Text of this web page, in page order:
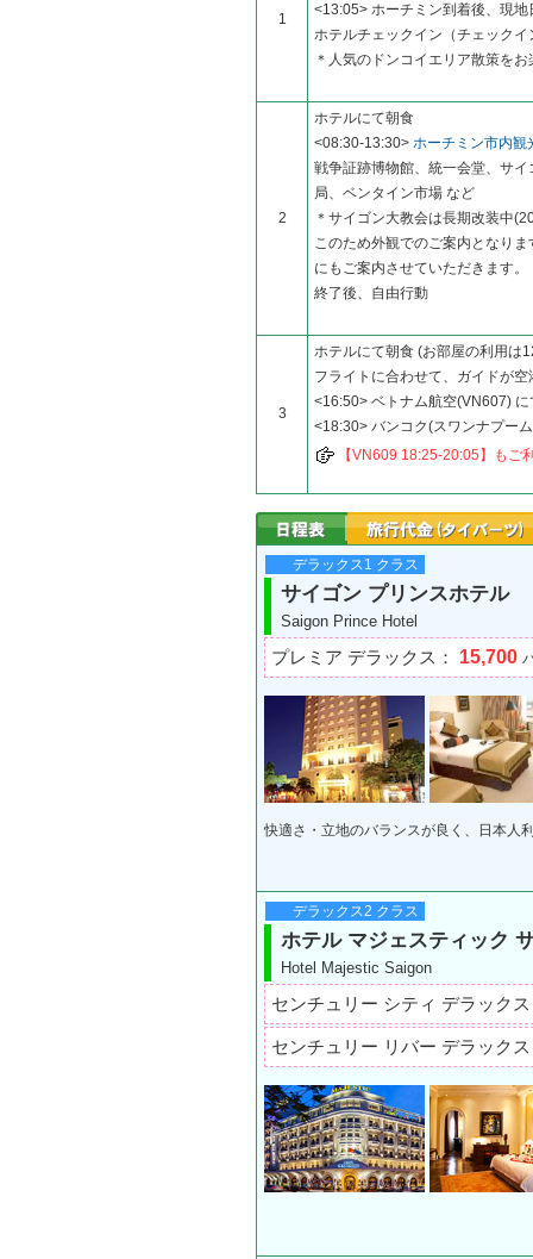
1
<13:05> ホーチミン到着後、現
ホテルチェックイン（チェック
＊人気のドンコイエリア散策を
2
ホテルにて朝食
<08:30-13:30> ホーチミン市内観
戦争証跡博物館、統一会堂、サ
局、ベンタイン市場 など
＊サイゴン大教会は長期改装中
このため外観でのご案内となりま
にもご案内させていただきます。
終了後、自由行動
3
ホテルにて朝食 (お部屋の利用は
フライトに合わせて、ガイドが
<16:50> ベトナム航空(VN607)
<18:30> バンコク(スワンナプー
【VN609 18:25-20:05】もご
デラックス1 クラス
サイゴン プリンスホテル
Saigon Prince Hotel
プレミア デラックス： 15,700
快適さ・立地のバランスが良く、日本人
デラックス2 クラス
ホテル マジェスティック
Hotel Majestic Saigon
センチュリー シティ デラック
センチュリー リバー デラック